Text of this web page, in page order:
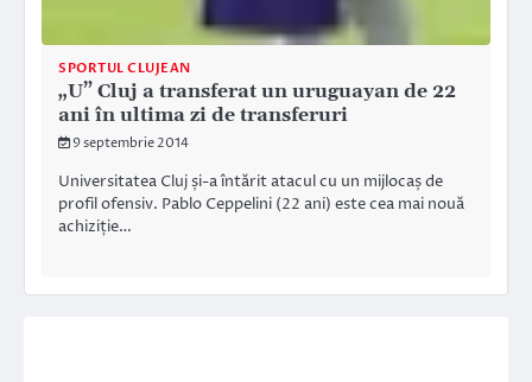
SPORTUL CLUJEAN
„U” Cluj a transferat un uruguayan de 22
ani în ultima zi de transferuri
9 septembrie 2014
Universitatea Cluj și-a întărit atacul cu un mijlocaș de
profil ofensiv. Pablo Ceppelini (22 ani) este cea mai nouă
achiziție…